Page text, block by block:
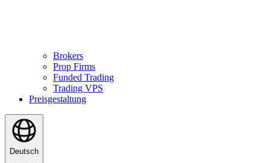
Brokers
Prop Firms
Funded Trading
Trading VPS
Preisgestaltung
Deutsch